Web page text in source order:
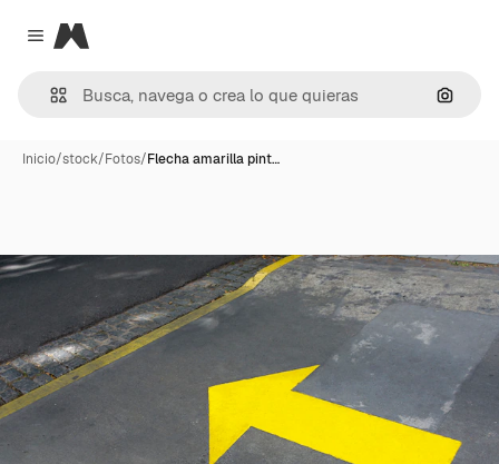
Close menu
Magnific
Inicio/stock/Fotos/Flecha amarilla pint…